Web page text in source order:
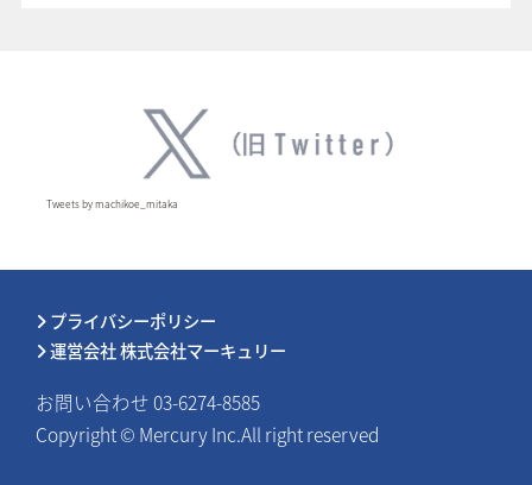
Tweets by machikoe_mitaka
プライバシーポリシー
運営会社 株式会社マーキュリー
お問い合わせ 03-6274-8585
Copyright © Mercury Inc.All right reserved